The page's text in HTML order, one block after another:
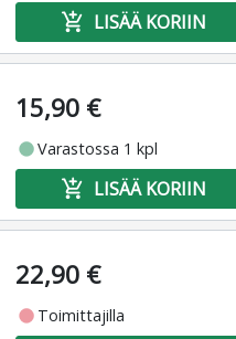
add_shopping_cart LISÄÄ KORIIN
15,90 €
fiber_manual_recordVarastossa 1 kpl
add_shopping_cart LISÄÄ KORIIN
22,90 €
fiber_manual_record Toimittajilla